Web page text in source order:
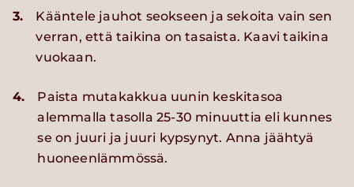
3.
Kääntele jauhot seokseen ja sekoita vain sen
verran, että taikina on tasaista. Kaavi taikina
vuokaan.
4.
Paista mutakakkua uunin keskitasoa
alemmalla tasolla 25-30 minuuttia eli kunnes
se on juuri ja juuri kypsynyt. Anna jäähtyä
huoneenlämmössä.